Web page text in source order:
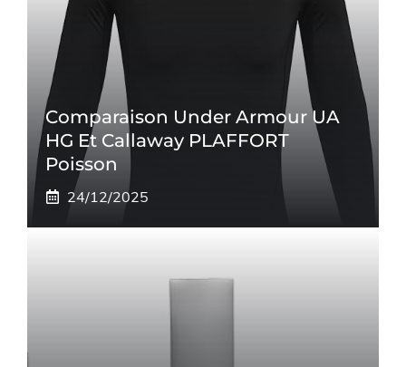
Comparaison Under Armour UA
HG Et Callaway PLAFFORT
Poisson
24/12/2025